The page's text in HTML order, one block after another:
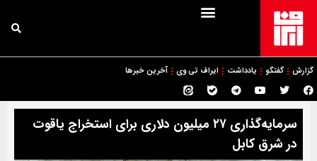
گزارش گفتگو یادداشت ایراف تی وی آخرین خبرها
سرمایه‌گذاری ۲۷ میلیون دلاری برای استخراج یاقوت
در شرق کابل